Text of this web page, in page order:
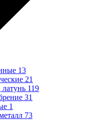
13
21
119
31
1
73